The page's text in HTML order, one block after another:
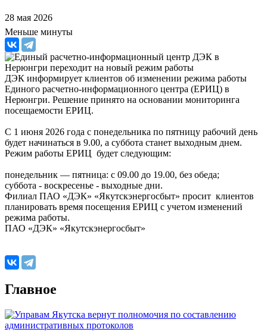
28 мая 2026
Меньше минуты
ДЭК информирует клиентов об изменении режима работы
Единого расчетно-информационного центра (ЕРИЦ) в
Нерюнгри. Решение принято на основании мониторинга
посещаемости ЕРИЦ.
С 1 июня 2026 года с понедельника по пятницу рабочий день
будет начинаться в 9.00, а суббота станет выходным днем.
Режим работы ЕРИЦ будет следующим:
понедельник — пятница: с 09.00 до 19.00, без обеда;
суббота - воскресенье - выходные дни.
Филиал ПАО «ДЭК» «Якутскэнергосбыт» просит клиентов
планировать время посещения ЕРИЦ с учетом изменений
режима работы.
ПАО «ДЭК» «Якутскэнергосбыт»
Главное